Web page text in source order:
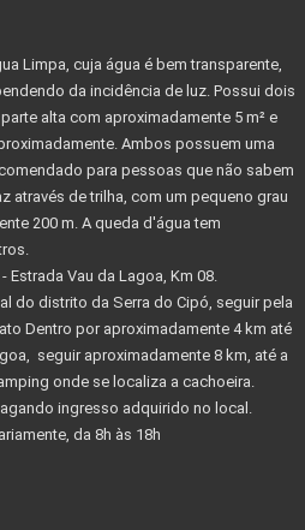
Limpa, cuja água é bem transparente,
da incidência de luz. Possui dois
alta com aproximadamente 5 m² e
Ambos possuem uma
para pessoas que não sabem
através de trilha, com um pequeno grau
200 m. A queda d'água tem
Estrada Vau da Lagoa, Km 08.
do distrito da Serra do Cipó, seguir pela
Dentro por aproximadamente 4 km até
seguir aproximadamente 8 km, até a
onde se localiza a cachoeira.
ingresso adquirido no local.
da 8h às 18h